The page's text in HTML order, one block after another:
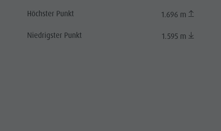
Höchster Punkt 1.696 m
Niedrigster Punkt 1.595 m